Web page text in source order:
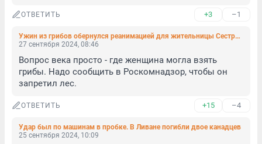
ОТВЕТИТЬ +3 –1
Ужин из грибов обернулся реанимацией для жительницы Сестрорецка
27 сентября 2024, 08:46
Вопрос века просто - где женщина могла взять
грибы. Надо сообщить в Роскомнадзор, чтобы он
запретил лес.
ОТВЕТИТЬ +15 –4
Удар был по машинам в пробке. В Ливане погибли двое канадцев
25 сентября 2024, 10:09